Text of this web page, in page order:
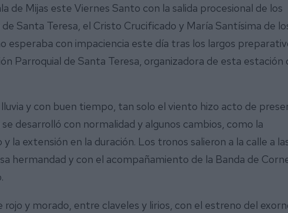
de Mijas este Viernes Santo con la salida procesional de los
Santa Teresa, el Cristo Crucificado y María Santísima de
esperaba con impaciencia este día tras los largos
Parroquial de Santa Teresa, organizadora de esta estación
lluvia y con buen tiempo, tan solo el viento hizo acto de
desarrolló con normalidad y algunos cambios, como la
la extensión en la duración. Los tronos salieron a la calle a
hermandad y con el acompañamiento de la Banda de
rojo y morado, entre claveles y lirios, con el estreno del